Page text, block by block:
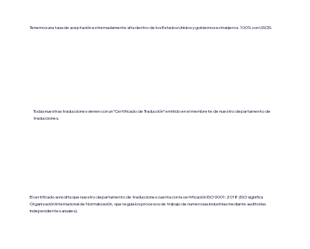
Tenemos una tasa de aceptación extremadamente alta dentro de los Estados Unidos y gobiernos extranjeros. 100% con USCIS.
Todas nuestras traducciones vienen con un “Certificado de Traducción” emitido en el membrete de nuestro departamento de
traducciones.
El certificado acredita que nuestro departamento de traducciones cuenta con la certificación ISO 9001:2018 (ISO significa
Organización Internacional de Normalización, que regula los procesos de trabajo de numerosas industrias mediante auditorías
independientes anuales).